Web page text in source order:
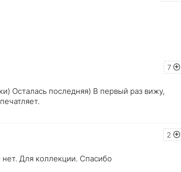
7
Осталась последняя) В первый раз вижу,
2
нет. Для коллекции. Спасибо